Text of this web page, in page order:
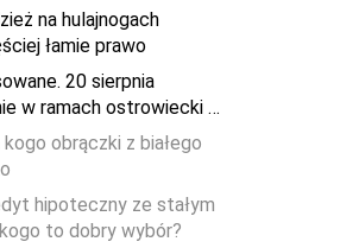
na hulajnogach
łamie prawo
20 sierpnia
w ramach ostrowiecki …
kogo obrączki z białego
hipoteczny ze stałym
to dobry wybór?